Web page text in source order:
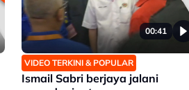
00:41
VIDEO TERKINI & POPULAR
Ismail Sabri berjaya jalani